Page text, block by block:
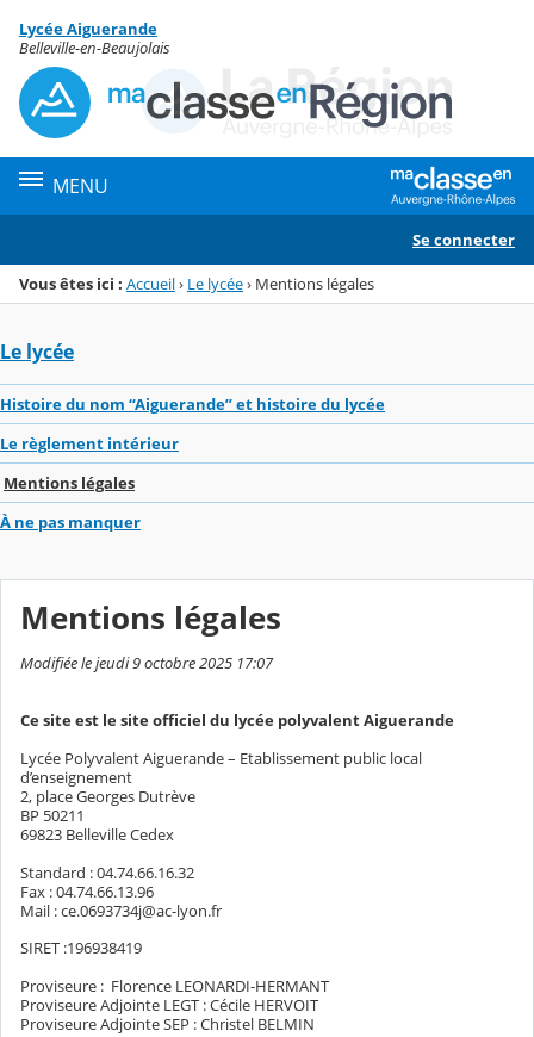
Menu de la rubrique
Contenu
Lycée Aiguerande
Belleville-en-Beaujolais
MENU
Se connecter
Vous êtes ici : Accueil› Le lycée› Mentions légales
Le lycée
Histoire du nom “Aiguerande” et histoire du lycée
Le règlement intérieur
Mentions légales
À ne pas manquer
Mentions légales
Modifiée le jeudi 9 octobre 2025 17:07
Ce site est le site officiel du lycée polyvalent Aiguerande
Lycée Polyvalent Aiguerande – Etablissement public local
d’enseignement
2, place Georges Dutrève
BP 50211
69823 Belleville Cedex
Standard : 04.74.66.16.32
Fax : 04.74.66.13.96
Mail : ce.0693734j@ac-lyon.fr
SIRET :196938419
Proviseure : Florence LEONARDI-HERMANT
Proviseure Adjointe LEGT : Cécile HERVOIT
Proviseure Adjointe SEP : Christel BELMIN